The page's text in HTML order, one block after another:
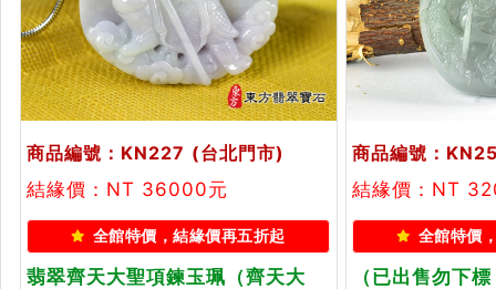
商品編號：KN227 (台北門市)
結緣價：NT 36000元
全館特價，結緣價再五折起
翡翠齊天大聖項鍊玉珮（齊天大
商品編號：
結緣價：NT
全館特價
（已出售勿下